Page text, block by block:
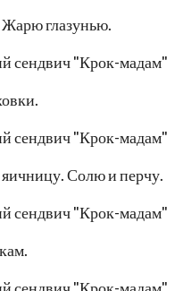
Жарю глазунью.
Солю и перчу.